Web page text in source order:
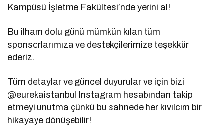
Kampüsü İşletme Fakültesi’nde yerini al!
Bu ilham dolu günü mümkün kılan tüm
sponsorlarımıza ve destekçilerimize teşekkür
ederiz.
Tüm detaylar ve güncel duyurular ve için bizi
@eurekaistanbul Instagram hesabından takip
etmeyi unutma çünkü bu sahnede her kıvılcım bir
hikayaye dönüşebilir!